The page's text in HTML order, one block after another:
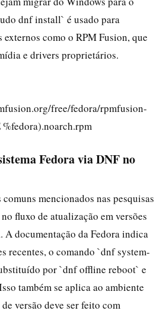
dnf install` é usado para
como o RPM Fusion, que
e drivers proprietários.
free/fedora/rpmfusion-
Fedora via DNF no
mencionados nas pesquisas
fluxo de atualização em versões
A documentação da Fedora indica
recentes, o comando `dnf system-
por `dnf offline reboot` e
também se aplica ao ambiente
versão deve ser feito com